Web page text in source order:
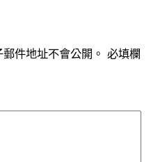
件地址不會公開。 必填欄